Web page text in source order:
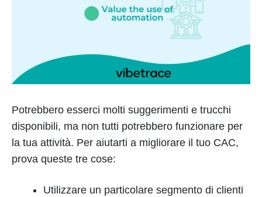
Potrebbero esserci molti suggerimenti e trucchi
disponibili, ma non tutti potrebbero funzionare per
la tua attività. Per aiutarti a migliorare il tuo CAC,
prova queste tre cose:
Utilizzare un particolare segmento di clienti